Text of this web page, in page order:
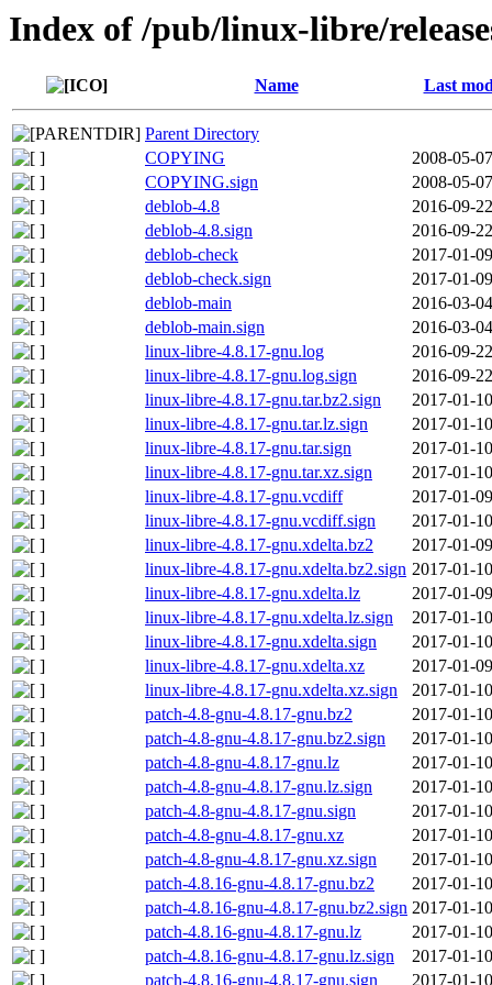
Index of /pub/linux-libre/
Name Last
Parent Directory
COPYING
2008-05-
COPYING.sign
2008-05-
deblob-4.8
2016-09-
deblob-4.8.sign
2016-09-
deblob-check
2017-01-
deblob-check.sign
2017-01-
deblob-main
2016-03-
deblob-main.sign
2016-03-
linux-libre-4.8.17-gnu.log
2016-09-
linux-libre-4.8.17-gnu.log.sign
2016-09-
linux-libre-4.8.17-gnu.tar.bz2.sign
2017-01-
linux-libre-4.8.17-gnu.tar.lz.sign
2017-01-
linux-libre-4.8.17-gnu.tar.sign
2017-01-
linux-libre-4.8.17-gnu.tar.xz.sign
2017-01-
linux-libre-4.8.17-gnu.vcdiff
2017-01-
linux-libre-4.8.17-gnu.vcdiff.sign
2017-01-
linux-libre-4.8.17-gnu.xdelta.bz2
2017-01-
linux-libre-4.8.17-gnu.xdelta.bz2.sign 2017-01-
linux-libre-4.8.17-gnu.xdelta.lz
2017-01-
linux-libre-4.8.17-gnu.xdelta.lz.sign
2017-01-
linux-libre-4.8.17-gnu.xdelta.sign
2017-01-
linux-libre-4.8.17-gnu.xdelta.xz
2017-01-
linux-libre-4.8.17-gnu.xdelta.xz.sign
2017-01-
patch-4.8-gnu-4.8.17-gnu.bz2
2017-01-
patch-4.8-gnu-4.8.17-gnu.bz2.sign
2017-01-
patch-4.8-gnu-4.8.17-gnu.lz
2017-01-
patch-4.8-gnu-4.8.17-gnu.lz.sign
2017-01-
patch-4.8-gnu-4.8.17-gnu.sign
2017-01-
patch-4.8-gnu-4.8.17-gnu.xz
2017-01-
patch-4.8-gnu-4.8.17-gnu.xz.sign
2017-01-
patch-4.8.16-gnu-4.8.17-gnu.bz2
2017-01-
patch-4.8.16-gnu-4.8.17-gnu.bz2.sign 2017-01-
patch-4.8.16-gnu-4.8.17-gnu.lz
2017-01-
patch-4.8.16-gnu-4.8.17-gnu.lz.sign
2017-01-
patch-4.8.16-gnu-4.8.17-gnu.sign
2017-01-